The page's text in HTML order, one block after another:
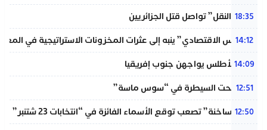
18:35
“خردة النقل” تواصل قتل الجزائريين
14:12
“المجلس الاقتصادي” ينبه إلى عثرات المخزونات الاستراتيجية في
14:09
لبؤات الأطلس يواجهن جنوب إفريقيا
12:51
حريق تحت السيطرة في “سوس ماسة”
12:50
“دوائر ساخنة” تصعب توقع الأسماء الفائزة في “انتخابات 23 شتنبر”